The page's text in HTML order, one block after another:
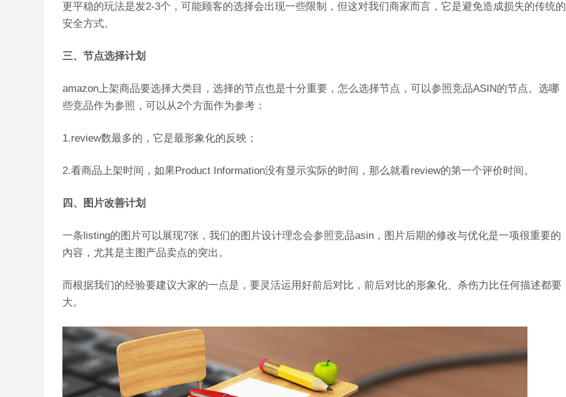
更平稳的玩法是发2-3个，可能顾客的选择会出现一些限制，但这对我们商家而言，它是避免造成损失的传统的
安全方式。
三、节点选择计划
amazon上架商品要选择大类目，选择的节点也是十分重要，怎么选择节点，可以参照竞品ASIN的节点。选哪
些竞品作为参照，可以从2个方面作为参考：
1.review数最多的，它是最形象化的反映；
2.看商品上架时间，如果Product Information没有显示实际的时间，那么就看review的第一个评价时间。
四、图片改善计划
一条listing的图片可以展现7张，我们的图片设计理念会参照竞品asin，图片后期的修改与优化是一项很重要的
內容，尤其是主图产品卖点的突出。
而根据我们的经验要建议大家的一点是，要灵活运用好前后对比，前后对比的形象化、杀伤力比任何描述都要
大。